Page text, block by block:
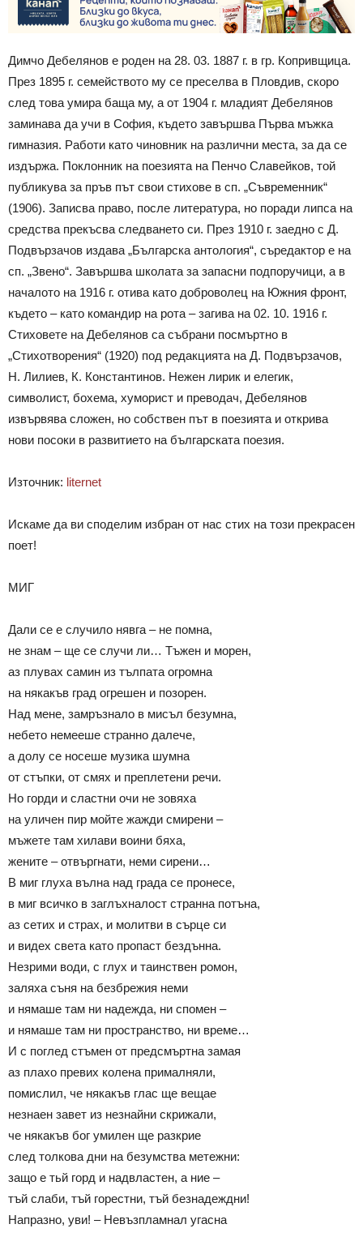
Димчо Дебелянов е роден на 28. 03. 1887 г. в гр. Копривщица.
През 1895 г. семейството му се преселва в Пловдив, скоро
след това умира баща му, а от 1904 г. младият Дебелянов
заминава да учи в София, където завършва Първа мъжка
гимназия. Работи като чиновник на различни места, за да се
издържа. Поклонник на поезията на Пенчо Славейков, той
публикува за пръв път свои стихове в сп. „Съвременник“
(1906). Записва право, после литература, но поради липса на
средства прекъсва следването си. През 1910 г. заедно с Д.
Подвързачов издава „Българска антология“, съредактор е на
сп. „Звено“. Завършва школата за запасни подпоручици, а в
началото на 1916 г. отива като доброволец на Южния фронт,
където – като командир на рота – загива на 02. 10. 1916 г.
Стиховете на Дебелянов са събрани посмъртно в
„Стихотворения“ (1920) под редакцията на Д. Подвързачов,
Н. Лилиев, К. Константинов. Нежен лирик и елегик,
символист, бохема, хуморист и преводач, Дебелянов
извървява сложен, но собствен път в поезията и открива
нови посоки в развитието на българската поезия.
Източник: liternet
Искаме да ви споделим избран от нас стих на този прекрасен
поет!
МИГ
Дали се е случило нявга – не помна,
не знам – ще се случи ли… Тъжен и морен,
аз плувах самин из тълпата огромна
на някакъв град огрешен и позорен.
Над мене, замръзнало в мисъл безумна,
небето немееше странно далече,
а долу се носеше музика шумна
от стъпки, от смях и преплетени речи.
Но горди и сластни очи не зовяха
на уличен пир мойте жажди смирени –
мъжете там хилави воини бяха,
жените – отвъргнати, неми сирени…
В миг глуха вълна над града се пронесе,
в миг всичко в заглъхналост странна потъна,
аз сетих и страх, и молитви в сърце си
и видех света като пропаст бездънна.
Незрими води, с глух и таинствен ромон,
заляха съня на безбрежия неми
и нямаше там ни надежда, ни спомен –
и нямаше там ни пространство, ни време…
И с поглед стъмен от предсмъртна замая
аз плахо превих колена прималняли,
помислил, че някакъв глас ще вещае
незнаен завет из незнайни скрижали,
че някакъв бог умилен ще разкрие
след толкова дни на безумства метежни:
защо е тьй горд и надвластен, а ние –
тъй слаби, тъй горестни, тъй безнадеждни!
Напразно, уви! – Невъзпламнал угасна